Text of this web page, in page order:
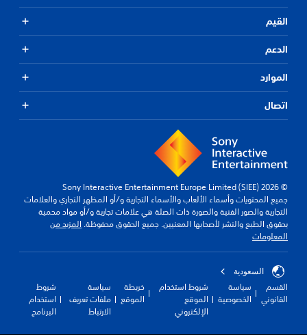
القيم
الدعم
الموارد
اتصال
© 2026 Sony Interactive Entertainment Europe Limited (SIEE)
جميع المحتويات وأسماء الألعاب والأسماء التجارية و/أو المظهر التجاري والعلامات
التجارية والصور الفنية والصورة ذات الصلة هي علامات تجارية و/أو مواد محمية
بحقوق الطبع والنشر لأصحابها المعنيين. جميع الحقوق محفوظة. المزيد من
المعلومات
السعودية
القسم
القانوني
سياسة
الخصوصية
شروط استخدام
الموقع
الإلكتروني
خريطة
الموقع
سياسة
ملفات تعريف
الارتباط
شروط
استخدام
البرنامج